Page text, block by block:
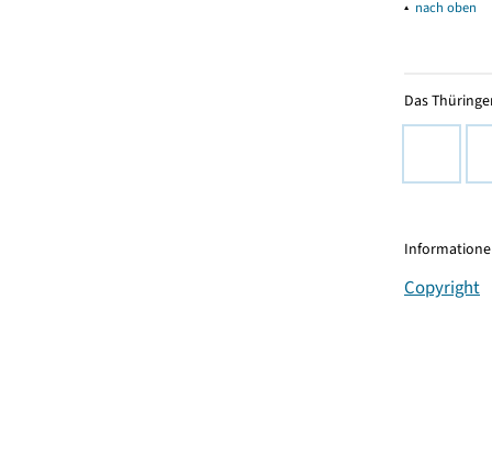
▴ nach oben
Das
Copyright